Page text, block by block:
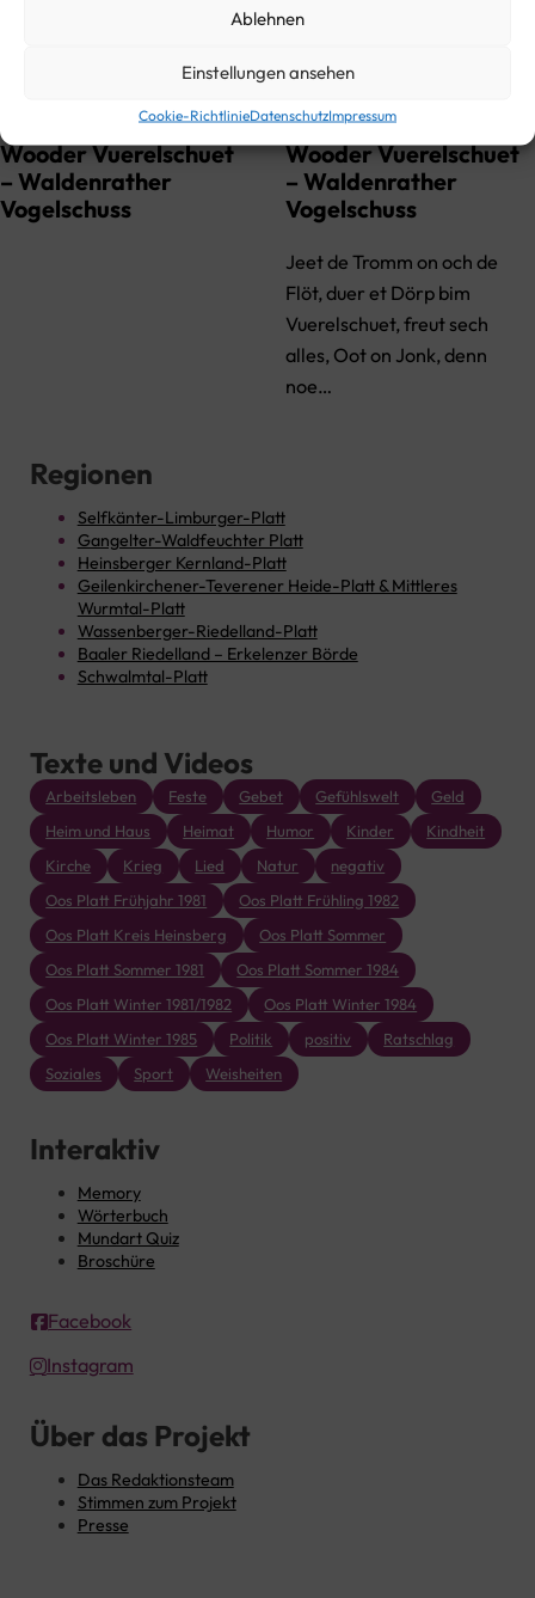
Ablehnen
Einstellungen ansehen
Cookie-RichtlinieDatenschutzImpressum
Wooder Vuerelschuet
– Waldenrather
Vogelschuss
Wooder Vuerelschuet
– Waldenrather
Vogelschuss
Jeet de Tromm on och de
Flöt, duer et Dörp bim
Vuerelschuet, freut sech
alles, Oot on Jonk, denn
noe…
Regionen
Selfkänter-Limburger-Platt
Gangelter-Waldfeuchter Platt
Heinsberger Kernland-Platt
Geilenkirchener-Teverener Heide-Platt & Mittleres
Wurmtal-Platt
Wassenberger-Riedelland-Platt
Baaler Riedelland – Erkelenzer Börde
Schwalmtal-Platt
Texte und Videos
Arbeitsleben Feste Gebet Gefühlswelt
Geld
Heim und Haus
Heimat Humor Kinder
Kindheit
Kirche
Krieg Lied Natur
negativ
Oos Platt Frühjahr 1981
Oos Platt Frühling 1982
Oos Platt Kreis Heinsberg
Oos Platt Sommer
Oos Platt Sommer 1981
Oos Platt Sommer 1984
Oos Platt Winter 1981/1982
Oos Platt Winter 1984
Oos Platt Winter 1985
Politik positiv
Ratschlag
Soziales
Sport Weisheiten
Interaktiv
Memory
Wörterbuch
Mundart Quiz
Broschüre
Facebook
Instagram
Über das Projekt
Das Redaktionsteam
Stimmen zum Projekt
Presse